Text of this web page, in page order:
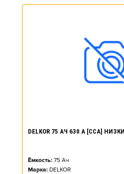
DELKOR 75 АЧ 630 А [CCA]
Ёмкость: 75 Ач
Марка: DELKOR